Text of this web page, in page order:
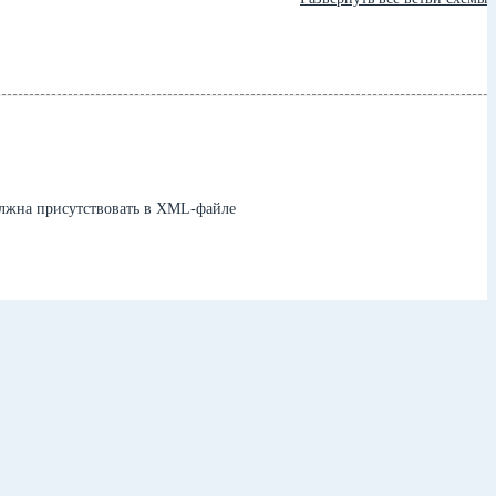
присутствовать в XML-файле